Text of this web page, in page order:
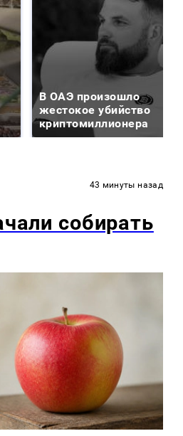
В ОАЭ произошло
жестокое убийство
криптомиллионера
43 минуты назад
собирать